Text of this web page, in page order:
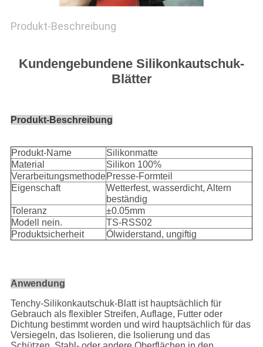
Produkt-Beschreibung
Kundengebundene Silikonkautschuk-
Blätter
Produkt-Beschreibung
Produkt-Name
Silikonmatte
Material
Silikon 100%
VerarbeitungsmethodePresse-Formteil
Eigenschaft
Wetterfest, wasserdicht, Altern
beständig
Toleranz
±0.05mm
Modell nein.
TS-RSS02
Produktsicherheit
Ölwiderstand, ungiftig
Anwendung
Tenchy-Silikonkautschuk-Blatt ist hauptsächlich für
Gebrauch als flexibler Streifen, Auflage, Futter oder
Dichtung bestimmt worden und wird hauptsächlich für das
Versiegeln, das Isolieren, die Isolierung und das